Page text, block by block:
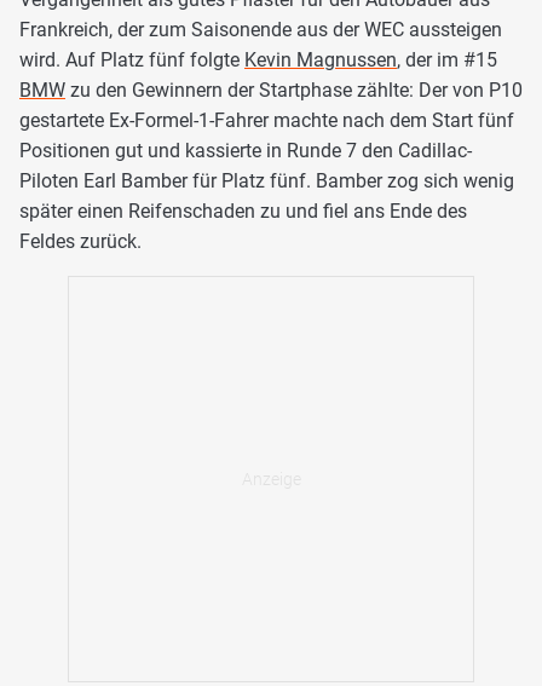
Frankreich, der zum Saisonende aus der WEC aussteigen
wird. Auf Platz fünf folgte Kevin Magnussen, der im #15
BMW zu den Gewinnern der Startphase zählte: Der von P10
gestartete Ex-Formel-1-Fahrer machte nach dem Start fünf
Positionen gut und kassierte in Runde 7 den Cadillac-
Piloten Earl Bamber für Platz fünf. Bamber zog sich wenig
später einen Reifenschaden zu und fiel ans Ende des
Feldes zurück.